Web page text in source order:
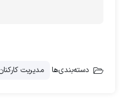
زندگی در این
است و چیز
ریشه‌یابی آن سخت
دسته‌بندی‌ها مدیریت